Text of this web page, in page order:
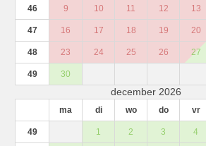
46 9 10 11 12 13
47 16 17 18 19 20
48 23 24 25 26 27
49 30
december 2026
ma di wo do vr
49 1 2 3 4